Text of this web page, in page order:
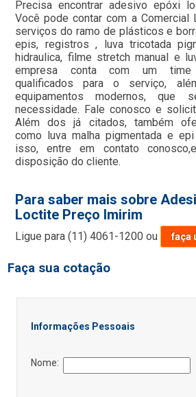
Precisa encontrar adesivo epóxi
Você pode contar com a Comercial
serviços do ramo de plásticos e
epis, registros , luva tricotada
hidraulica, filme stretch manual e
empresa conta com um time
qualificados para o serviço,
equipamentos modernos, que
necessidade. Fale conosco e
Além dos já citados, também
como luva malha pigmentada e
isso, entre em contato
disposição do cliente.
Para saber mais sobre
Loctite Preço Imirim
Ligue para(11) 4061-1200 ou faça
Faça sua cotação
Informações Pessoais
Nome: